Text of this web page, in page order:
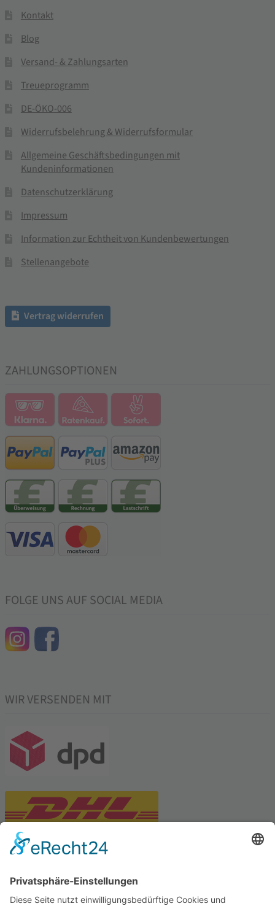
Kontakt
Blog
Versand- & Zahlungsarten
Treueprogramm
DE-ÖKO-006
Widerrufsbelehrung & Widerrufsformular
Allgemeine Geschäftsbedingungen mit
Kundeninformationen
Datenschutzerklärung
Impressum
Information zur Echtheit von Kundenbewertungen
Stellenangebote
Vertrag widerrufen
ZAHLUNGSOPTIONEN
FOLGE UNS AUF SOCIAL MEDIA
WIR VERSENDEN MIT
Tekal – Textile Lebensqualität